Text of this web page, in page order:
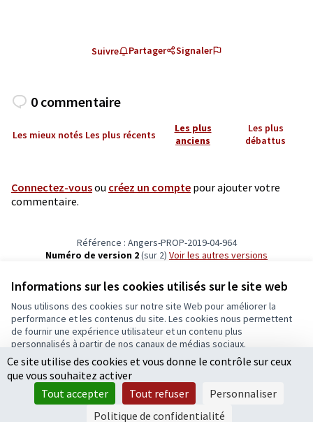
Informations sur les cookies utilisés sur le site web
Nous utilisons des cookies sur notre site Web pour améliorer la
performance et les contenus du site. Les cookies nous permettent
de fournir une expérience utilisateur et un contenu plus
personnalisés à partir de nos canaux de médias sociaux.
Tout accepter
Accepter seulement les cookies essentiels
Paramètres
Suivre Partager Signaler
0 commentaire
Les mieux notés Les plus récents
Les plus
anciens
Les plus
débattus
Connectez-vousou créez un compte pour ajouter votre
commentaire.
Référence : Angers-PROP-2019-04-964
Numéro de version 2(sur 2)
voir les autres versions
Conditions d'utilisation
Paramètres des cookies
Ecrivons Angers sur X
(Lien externe)
Ecrivons Angers sur Facebook
(Lien externe)
logiciel libre Decidim .
Licence
(Lien
Ce site utilise des cookies et vous donne le contrôle sur ceux
que vous souhaitez activer
Tout accepter
Tout refuser
Personnaliser
Politique de confidentialité